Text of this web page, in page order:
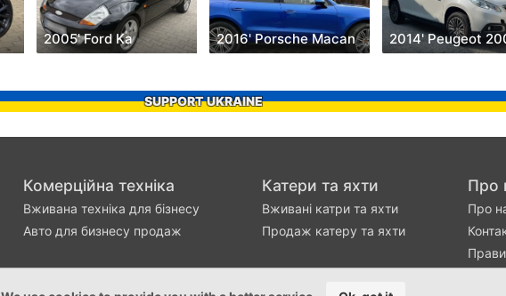
2005' Ford Ka 2016' Porsche Macan 2014' Peugeot
SUPPORT UKRAINE
Комерційна техніка
Вживана техніка для бізнесу
Авто для бизнесу продаж
Катери та яхти
Вживані катри та яхти
Продаж катеру та яхти
Про
Про